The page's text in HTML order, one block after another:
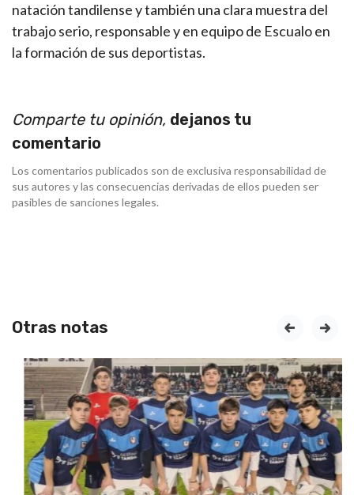
natación tandilense y también una clara muestra del
trabajo serio, responsable y en equipo de Escualo en
la formación de sus deportistas.
Comparte tu opinión, dejanos tu
comentario
Los comentarios publicados son de exclusiva responsabilidad de
sus autores y las consecuencias derivadas de ellos pueden ser
pasibles de sanciones legales.
Otras notas prev next